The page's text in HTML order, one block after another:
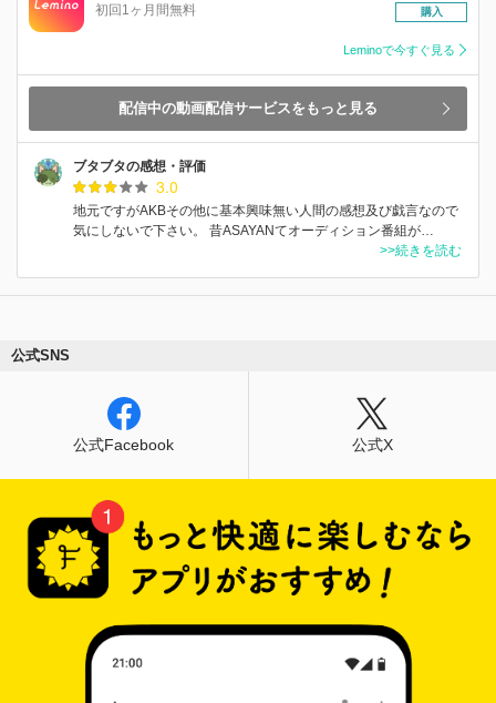
初回1ヶ月間無料 購入
Leminoで今すぐ見る
配信中の動画配信サービスをもっと見る
ブタブタの感想・評価
3.0
地元ですがAKBその他に基本興味無い人間の感想及び戯言なので
気にしないで下さい。 昔ASAYANてオーディション番組が…
>>続きを読む
公式SNS
公式Facebook 公式X